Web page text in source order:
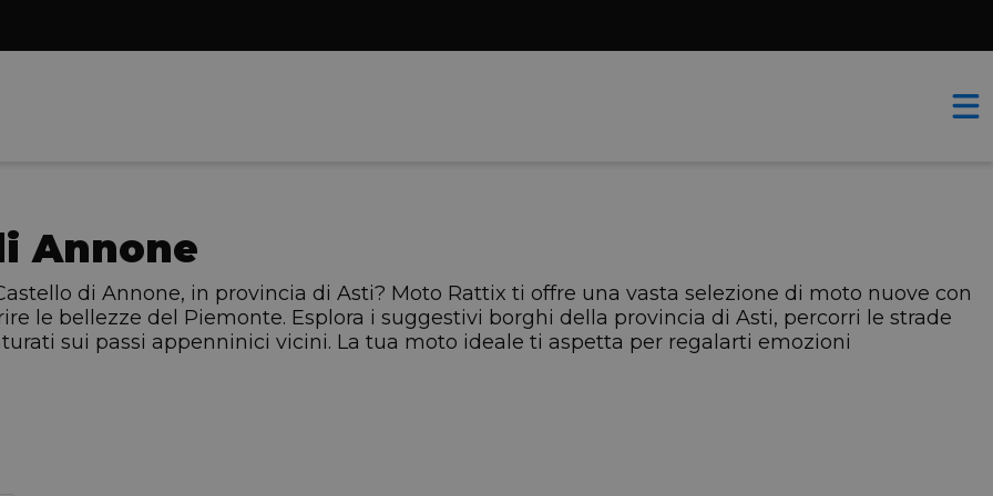
Annone
di Annone, in provincia di Asti? Moto Rattix ti offre una vasta selezione di moto nuove con
le bellezze del Piemonte. Esplora i suggestivi borghi della provincia di Asti, percorri le strade
sui passi appenninici vicini. La tua moto ideale ti aspetta per regalarti emozioni